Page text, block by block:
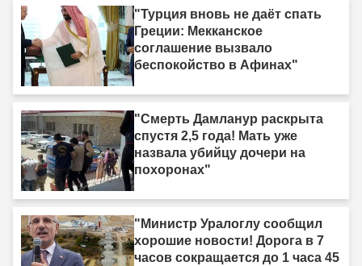
"Турция вновь не даёт спать
Греции: Мекканское
соглашение вызвало
беспокойство в Афинах"
"Смерть Дамланур раскрыта
спустя 2,5 года! Мать уже
назвала убийцу дочери на
похоронах"
"Министр Уралоглу сообщил
хорошие новости! Дорога в 7
часов сокращается до 1 часа 45